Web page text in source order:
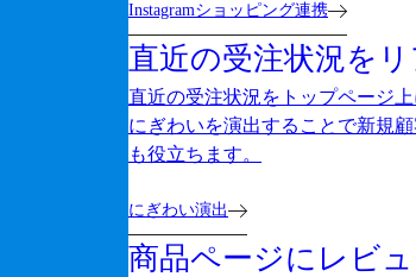
Instagramショッピング連携
直近の受注状況を
直近の受注状況をトップページ
にぎわいを演出することで新規
も役立ちます。
にぎわい演出
商品ページにレビ